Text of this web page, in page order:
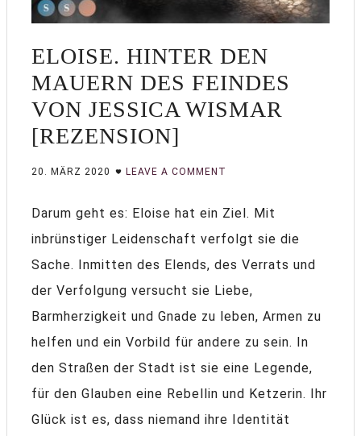
ELOISE. HINTER DEN
MAUERN DES FEINDES
VON JESSICA WISMAR
[REZENSION]
20. MÄRZ 2020 LEAVE A COMMENT
Darum geht es: Eloise hat ein Ziel. Mit
inbrünstiger Leidenschaft verfolgt sie die
Sache. Inmitten des Elends, des Verrats und
der Verfolgung versucht sie Liebe,
Barmherzigkeit und Gnade zu leben, Armen zu
helfen und ein Vorbild für andere zu sein. In
den Straßen der Stadt ist sie eine Legende,
für den Glauben eine Rebellin und Ketzerin. Ihr
Glück ist es, dass niemand ihre Identität